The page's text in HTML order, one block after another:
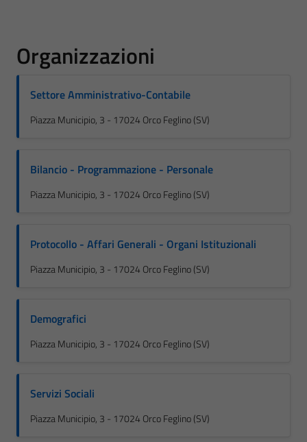
Organizzazioni
Settore Amministrativo-Contabile
Piazza Municipio, 3 - 17024 Orco Feglino (SV)
Bilancio - Programmazione - Personale
Piazza Municipio, 3 - 17024 Orco Feglino (SV)
Protocollo - Affari Generali - Organi Istituzionali
Piazza Municipio, 3 - 17024 Orco Feglino (SV)
Demografici
Piazza Municipio, 3 - 17024 Orco Feglino (SV)
Servizi Sociali
Piazza Municipio, 3 - 17024 Orco Feglino (SV)